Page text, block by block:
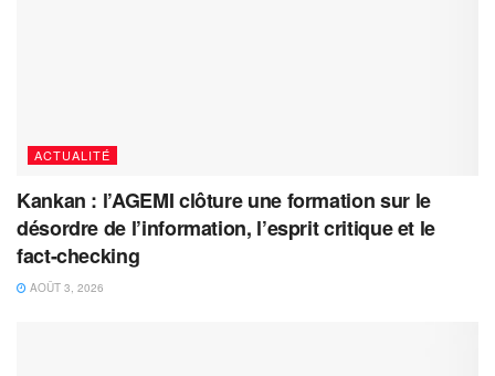
ACTUALITÉ
Kankan : l’AGEMI clôture une formation sur le
désordre de l’information, l’esprit critique et le
fact-checking
AOÛT 3, 2026